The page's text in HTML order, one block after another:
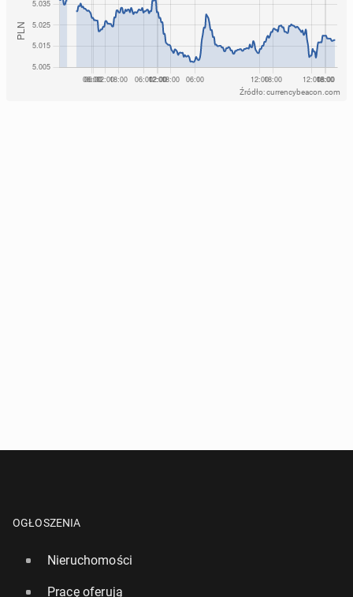
Źródło: currencybeacon.com
OGŁOSZENIA
Nieruchomości
Pracę oferują